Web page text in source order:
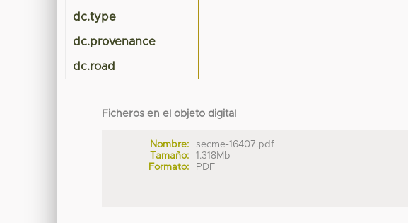
dc.type
dc.provenance
dc.road
Ficheros en el objeto digital
Nombre:
secme-16407.pdf
Tamaño:
1.318Mb
Formato:
PDF